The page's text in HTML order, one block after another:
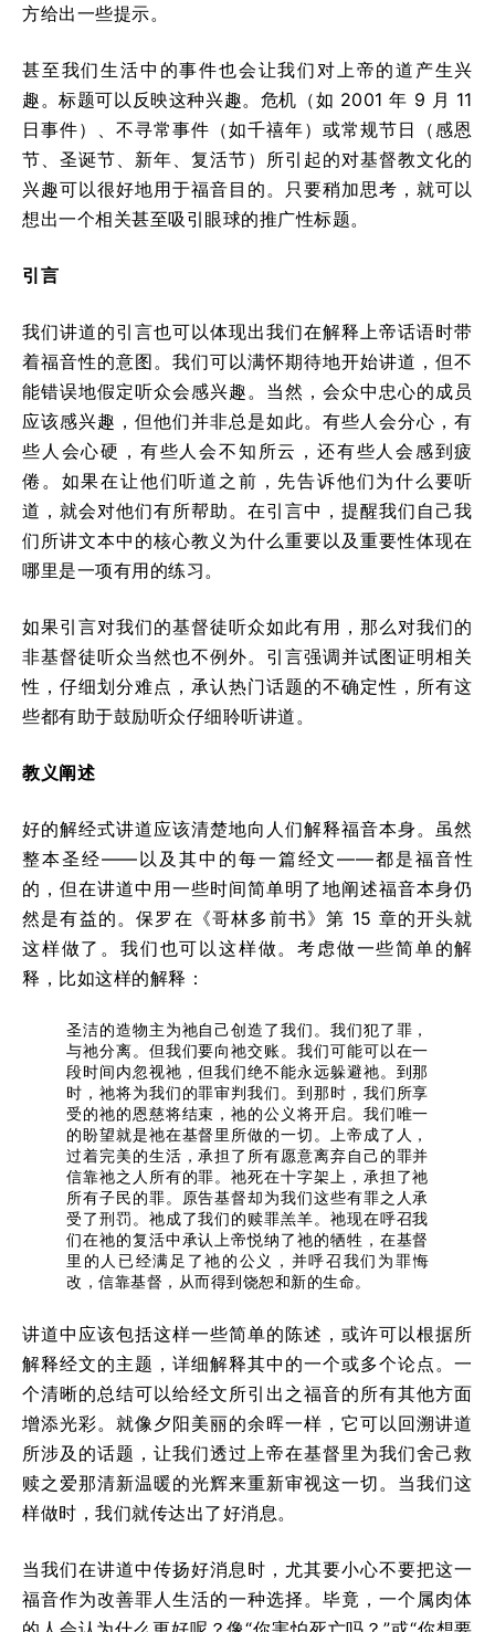
方给出一些提示。
甚至我们生活中的事件也会让我们对上帝的道产生兴
趣。标题可以反映这种兴趣。危机（如 2001 年 9 月 11
日事件）、不寻常事件（如千禧年）或常规节日（感恩
节、圣诞节、新年、复活节）所引起的对基督教文化的
兴趣可以很好地用于福音目的。只要稍加思考，就可以
想出一个相关甚至吸引眼球的推广性标题。
引言
我们讲道的引言也可以体现出我们在解释上帝话语时带
着福音性的意图。我们可以满怀期待地开始讲道，但不
能错误地假定听众会感兴趣。当然，会众中忠心的成员
应该感兴趣，但他们并非总是如此。有些人会分心，有
些人会心硬，有些人会不知所云，还有些人会感到疲
倦。如果在让他们听道之前，先告诉他们为什么要听
道，就会对他们有所帮助。在引言中，提醒我们自己我
们所讲文本中的核心教义为什么重要以及重要性体现在
哪里是一项有用的练习。
如果引言对我们的基督徒听众如此有用，那么对我们的
非基督徒听众当然也不例外。引言强调并试图证明相关
性，仔细划分难点，承认热门话题的不确定性，所有这
些都有助于鼓励听众仔细聆听讲道。
教义阐述
好的解经式讲道应该清楚地向人们解释福音本身。虽然
整本圣经——以及其中的每一篇经文——都是福音性
的，但在讲道中用一些时间简单明了地阐述福音本身仍
然是有益的。保罗在《哥林多前书》第 15 章的开头就
这样做了。我们也可以这样做。考虑做一些简单的解
释，比如这样的解释：
圣洁的造物主为祂自己创造了我们。我们犯了罪，
与祂分离。但我们要向祂交账。我们可能可以在一
段时间内忽视祂，但我们绝不能永远躲避祂。到那
时，祂将为我们的罪审判我们。到那时，我们所享
受的祂的恩慈将结束，祂的公义将开启。我们唯一
的盼望就是祂在基督里所做的一切。上帝成了人，
过着完美的生活，承担了所有愿意离弃自己的罪并
信靠祂之人所有的罪。祂死在十字架上，承担了祂
所有子民的罪。原告基督却为我们这些有罪之人承
受了刑罚。祂成了我们的赎罪羔羊。祂现在呼召我
们在祂的复活中承认上帝悦纳了祂的牺牲，在基督
里的人已经满足了祂的公义，并呼召我们为罪悔
改，信靠基督，从而得到饶恕和新的生命。
讲道中应该包括这样一些简单的陈述，或许可以根据所
解释经文的主题，详细解释其中的一个或多个论点。一
个清晰的总结可以给经文所引出之福音的所有其他方面
增添光彩。就像夕阳美丽的余晖一样，它可以回溯讲道
所涉及的话题，让我们透过上帝在基督里为我们舍己救
赎之爱那清新温暖的光辉来重新审视这一切。当我们这
样做时，我们就传达出了好消息。
当我们在讲道中传扬好消息时，尤其要小心不要把这一
福音作为改善罪人生活的一种选择。毕竟，一个属肉体